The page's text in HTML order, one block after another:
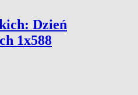
Dzień
1x588